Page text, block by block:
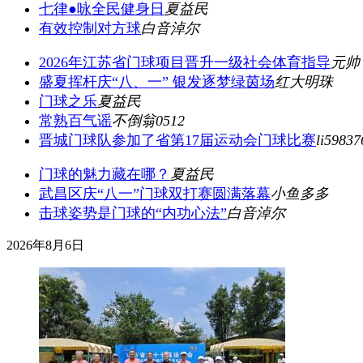
七律●咏全民健身日 夏益民
有效控制对方球白音淖尔
2026年江苏省门球项目晋升一级社会体育指导 元帅
盛夏挥杆庆“八、一” 银发逐梦绿茵场红大明珠
门球之乐夏益民
常熟百气谣不倒翁0512
晋城门球队参加了省第17届运动会门球比赛
门球的魅力藏在哪？ 夏益民
武昌区庆“八一”门球双打赛圆满落幕小鱼多多
击球姿势是门球的“内功心法”白音淖尔
2026年8月6日